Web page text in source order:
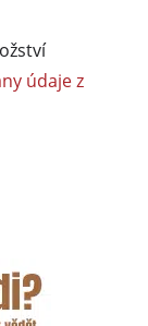
údaje z